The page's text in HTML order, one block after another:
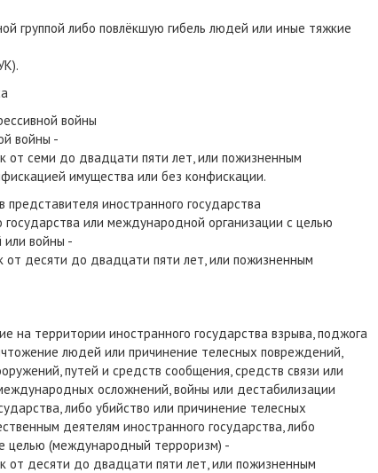
группой либо повлёкшую гибель людей или иные тяжкие
войны
войны -
от семи до двадцати пяти лет, или пожизненным
имущества или без конфискации.
представителя иностранного государства
государства или международной организации с целью
войны -
десяти до двадцати пяти лет, или пожизненным
на территории иностранного государства взрыва, поджога
людей или причинение телесных повреждений,
путей и средств сообщения, средств связи или
осложнений, войны или дестабилизации
либо убийство или причинение телесных
деятелям иностранного государства, либо
целью (международный терроризм) -
от десяти до двадцати пяти лет, или пожизненным